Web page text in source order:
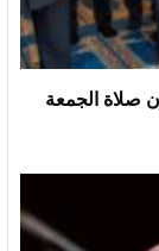
صلاة الجمعة